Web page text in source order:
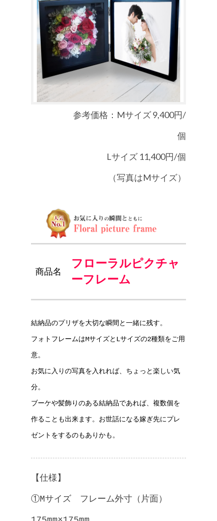
参考価格：Mサイズ 9,400円/
個
Lサイズ 11,400円/個
（写真はMサイズ）
フローラルピクチャ
ーフレーム
商品名
結納品のプリザを大切な瞬間と一緒に残す。
フォトフレームはMサイズとLサイズの2種類をご用
意。
お気に入りの写真を入れれば、ちょっと楽しい気
分。
ブーケや髪飾りのある結納品であれば、複数個を
作ることも出来ます。お世話になる嫁ぎ先にプレ
ゼントをするのもありかも。
【仕様】
①Mサイズ フレーム外寸（片面）